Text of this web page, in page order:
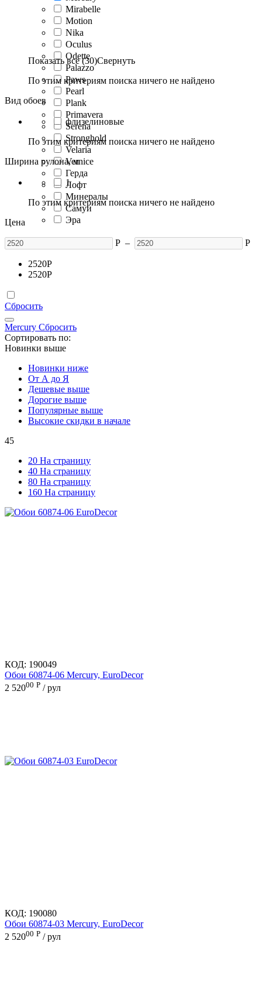
Mirabelle
Motion
Nika
Oculus
Odette
Palazzo
Paws
Pearl
Plank
Primavera
Serena
Stronghold
Velaria
Vernice
Герда
Лофт
Минералы
Самуи
Эра
Показать все (30)Свернуть
По этим критериям поиска ничего не найдено
Вид обоев
флизелиновые
По этим критериям поиска ничего не найдено
Ширина рулона, м
1
По этим критериям поиска ничего не найдено
Цена
Р – Р
2520Р
2520Р
Сбросить
Mercury Сбросить
Сортировать по:
Новинки выше
Новинки ниже
От А до Я
Дешевые выше
Дорогие выше
Популярные выше
Высокие скидки в начале
45
20 На страницу
40 На страницу
80 На страницу
160 На страницу
КОД: 190049
Обои 60874-06 Mercury, EuroDecor
2 52000 Р / рул
КОД: 190080
Обои 60874-03 Mercury, EuroDecor
2 52000 Р / рул